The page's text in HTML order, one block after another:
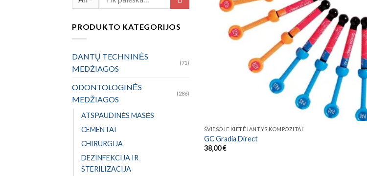
PRODUKTO KATEGORIJOS
DANTŲ TECHNINĖS
MEDŽIAGOS
(71)
ODONTOLOGINĖS
MEDŽIAGOS
(286)
ATSPAUDINĖS MASĖS
CEMENTAI
CHIRURGIJA
DEZINFEKCIJA IR
STERILIZACIJA
ŠVIESOJE KIETĖJANTYS KOMPOZITAI
GC Gradia Direct
38,00€